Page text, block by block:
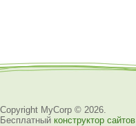
Copyright MyCorp © 2026
Бесплатный конструктор сайтов